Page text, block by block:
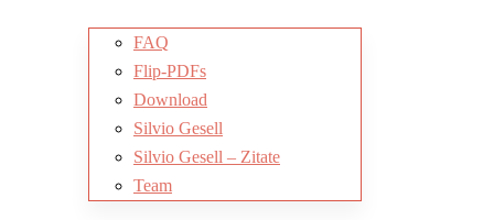
FAQ
Flip-PDFs
Download
Silvio Gesell
Silvio Gesell – Zitate
Team